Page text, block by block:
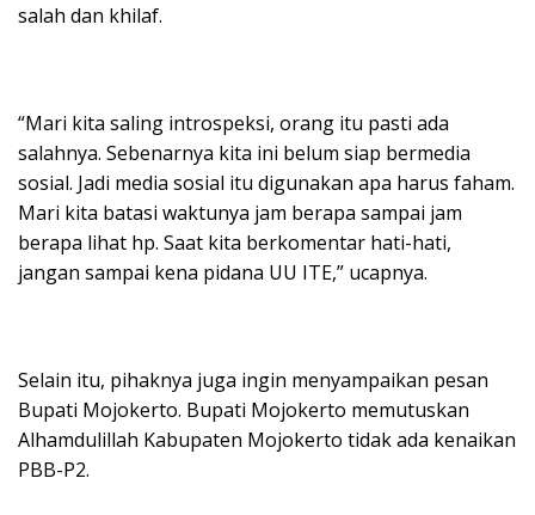
salah dan khilaf.
“Mari kita saling introspeksi, orang itu pasti ada
salahnya. Sebenarnya kita ini belum siap bermedia
sosial. Jadi media sosial itu digunakan apa harus faham.
Mari kita batasi waktunya jam berapa sampai jam
berapa lihat hp. Saat kita berkomentar hati-hati,
jangan sampai kena pidana UU ITE,” ucapnya.
Selain itu, pihaknya juga ingin menyampaikan pesan
Bupati Mojokerto. Bupati Mojokerto memutuskan
Alhamdulillah Kabupaten Mojokerto tidak ada kenaikan
PBB-P2.